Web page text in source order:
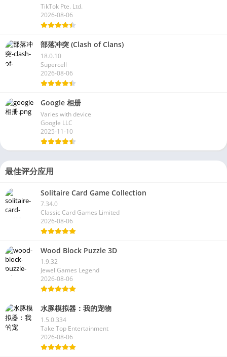
TikTok Pte. Ltd.
2026-08-06
部落冲突 (Clash of Clans)
18.0.10
Supercell
2026-08-06
Google 相册
Varies with device
Google LLC
2025-11-10
最佳评分应用
Solitaire Card Game Collection
7.34.0
Classic Card Games Limited
2026-08-06
Wood Block Puzzle 3D
1.9.32
Jewel Games Legend
2026-08-06
水豚模拟器：我的宠物
1.5.0.334
Take Top Entertainment
2026-08-06